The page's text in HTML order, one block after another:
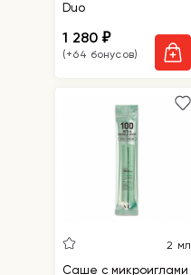
Duo
1 280₽
(+64 бонусов)
2 мл
Саше с микроиглами